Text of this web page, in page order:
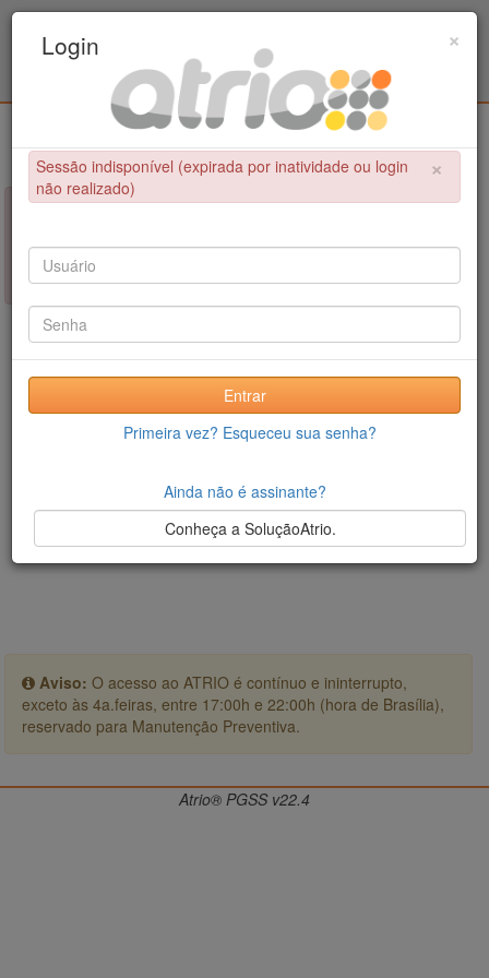
Educação Física / UPE - UFPB
×
NÃO FOI POSSÍVEL CONCLUIR A OPERAÇÃO
Sessão indisponível (expirada por inatividade ou login não
realizado)
Aviso: O acesso ao ATRIO é contínuo e ininterrupto,
exceto às 4a.feiras, entre 17:00h e 22:00h (hora de Brasília),
reservado para Manutenção Preventiva.
×
Login
×
Sessão indisponível (expirada por inatividade ou login
não realizado)
Entrar
Primeira vez? Esqueceu sua senha?
Ainda não é assinante?
Conheça a SoluçãoAtrio.
Atrio® PGSS v22.4